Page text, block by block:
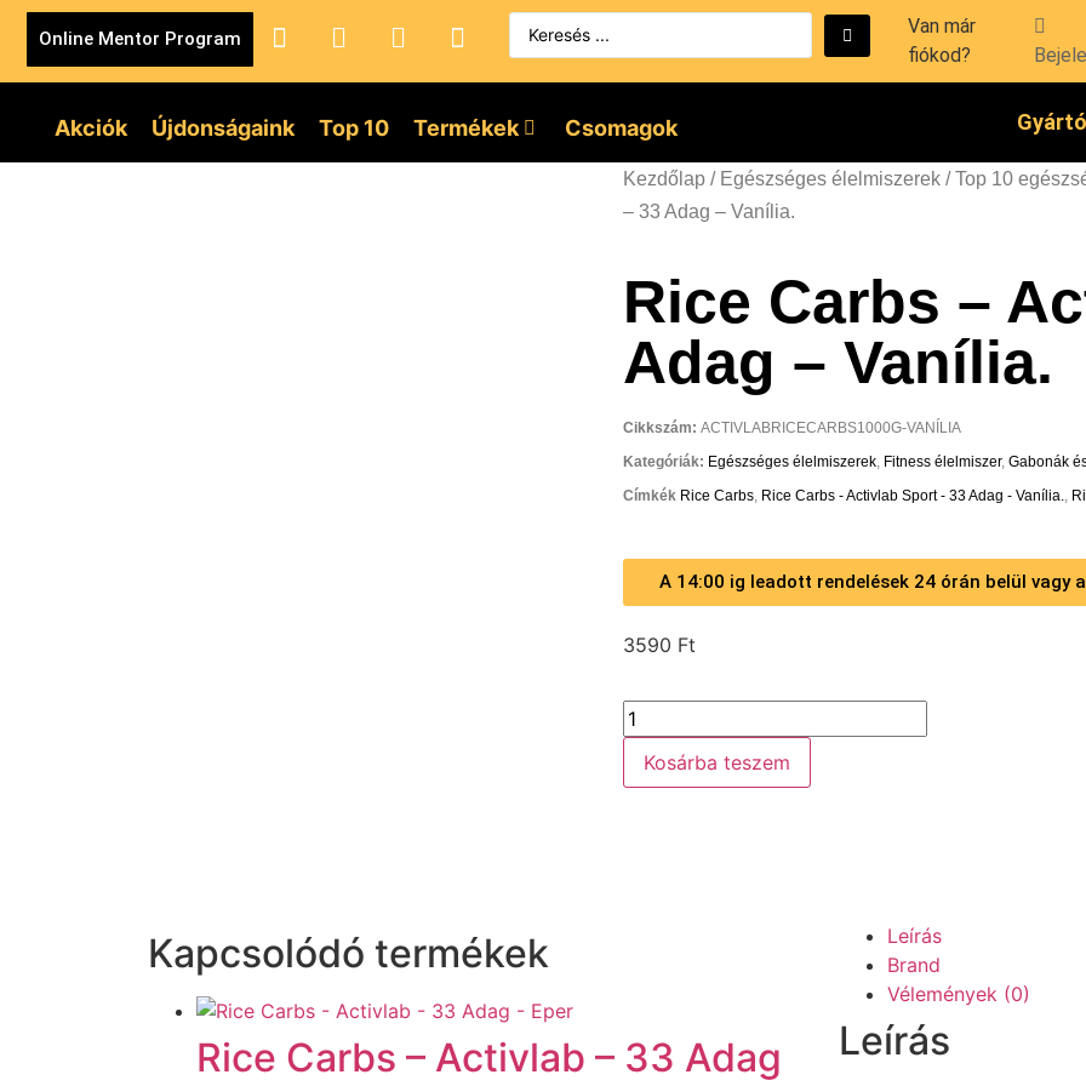
Online Mentor Program
Van már
fiókod?
Akciók Újdonságaink Top 10 Termékek Csomagok
Kezdőlap / Egészséges élelmiszerek /Top 10
– 33 Adag – Vanília.
Rice Carbs –
Adag – Vanília.
Cikkszám: ACTIVLABRICECARBS1000G-VANÍLIA
Kategóriák: Egészséges élelmiszerek, Fitness élelmiszer, Gabonák
Címkék Rice Carbs, Rice Carbs - Activlab Sport - 33 Adag - Vanília.,
A 14:00 ig leadott rendelések 24 órán belül vagy
3590 Ft
Kosárba teszem
Kapcsolódó termékek
Rice Carbs – Activlab – 33 Adag
Leírás
Brand
Vélemények (0)
Leírás